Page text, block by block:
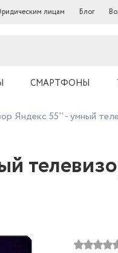
лицам Блог
СМАРТФОНЫ
Яндекс 55'' - умный